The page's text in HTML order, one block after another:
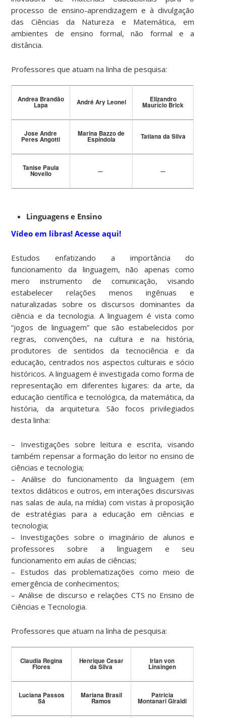
processo de ensino-aprendizagem e à divulgação
das Ciências da Natureza e Matemática, em
ambientes de ensino formal, não formal e a
distância.
Professores que atuam na linha de pesquisa:
Andrea Brandão
Lapa André Ary Leonel Elizandro
Maurício Brick
Jose Andre
Peres Angotti
Marina Bazzo de
Espíndola Tatiana da Silva
Tanise Paula
Novello — —
Linguagens e Ensino
Vídeo em libras! Acesse aqui!
Estudos enfatizando a importância do
funcionamento da linguagem, não apenas como
mero instrumento de comunicação, visando
estabelecer relações menos ingênuas e
naturalizadas sobre os discursos dominantes da
ciência e da tecnologia. A linguagem é vista como
“jogos de linguagem” que são estabelecidos por
regras, convenções, na cultura e na história,
produtores de sentidos da tecnociência e da
educação, centrados nos aspectos culturais e sócio
históricos. A linguagem é investigada como forma de
representação em diferentes lugares: da arte, da
educação científica e tecnológica, da matemática, da
história, da arquitetura. São focos privilegiados
desta linha:
– Investigações sobre leitura e escrita, visando
também repensar a formação do leitor no ensino de
ciências e tecnologia;
– Análise do funcionamento da linguagem (em
textos didáticos e outros, em interações discursivas
nas salas de aula, na mídia) com vistas à proposição
de estratégias para a educação em ciências e
tecnologia;
– Investigações sobre o imaginário de alunos e
professores sobre a linguagem e seu
funcionamento em aulas de ciências;
– Estudos das problematizações como meio de
emergência de conhecimentos;
– Análise de discurso e relações CTS no Ensino de
Ciências e Tecnologia.
Professores que atuam na linha de pesquisa:
Claudia Regina
Flores
Henrique Cesar
da Silva
Irlan von
Linsingen
Luciana Passos
Sá
Mariana Brasil
Ramos
Patricia
Montanari Giraldi